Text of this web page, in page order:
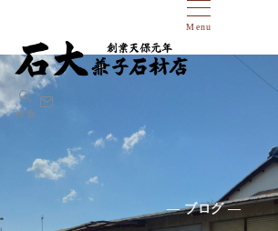
Menu
検索
— ブログ —